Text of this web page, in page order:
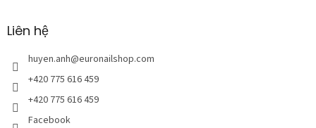
nLiên hệ
huyen.anh@euronailshop.com
+420 775 616 459
+420 775 616 459
Facebook